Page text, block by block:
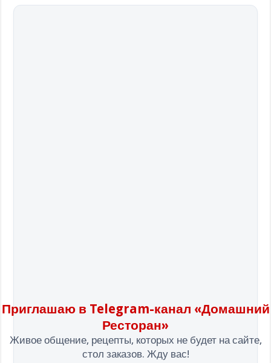
Приглашаю в Telegram-канал «Домашний
Ресторан»
Живое общение, рецепты, которых не будет на сайте,
стол заказов. Жду вас!